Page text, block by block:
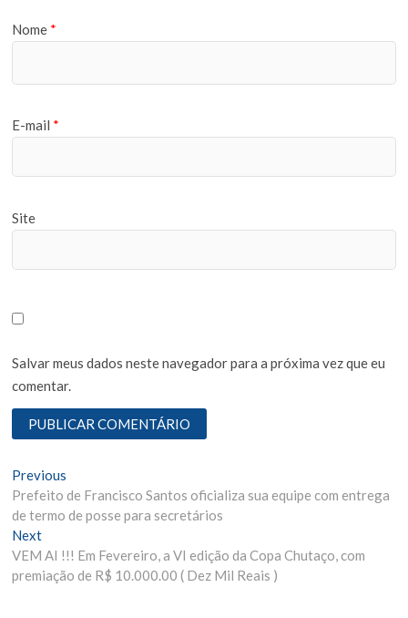
Nome *
E-mail *
Site
Salvar meus dados neste navegador para a próxima vez que eu
comentar.
N
a
v
e
Previous
r
e
i
o
Prefeito de Francisco Santos oficializa sua equipe com entrega
de termo de posse para secretários
Next
e
x
VEM AI !!! Em Fevereiro, a VI edição da Copa Chutaço, com
premiação de R$ 10.000.00 ( Dez Mil Reais )